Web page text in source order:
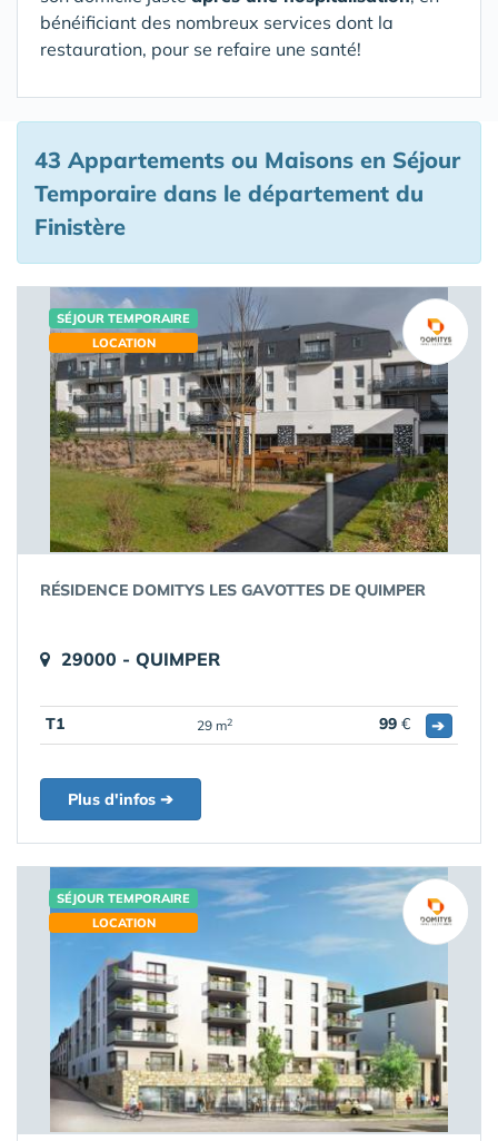
bénéificiant des nombreux services dont la
restauration, pour se refaire une santé!
43 Appartements ou Maisons en Séjour
Temporaire dans le département du
Finistère
SÉJOUR TEMPORAIRE
LOCATION
RÉSIDENCE DOMITYS LES GAVOTTES DE QUIMPER
29000 - QUIMPER
T1 29 m2 99 € ➔
Plus d'infos ➔
SÉJOUR TEMPORAIRE
LOCATION